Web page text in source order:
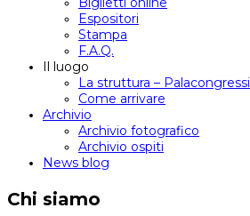
Espositori
Stampa
F.A.Q.
Il luogo
La struttura – Palacongressi
Come arrivare
Archivio
Archivio fotografico
Archivio ospiti
News blog
Chi siamo